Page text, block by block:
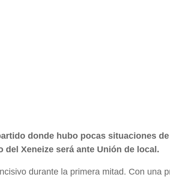
donde hubo pocas situaciones
Xeneize será ante Unión de local.
durante la primera mitad. Con una